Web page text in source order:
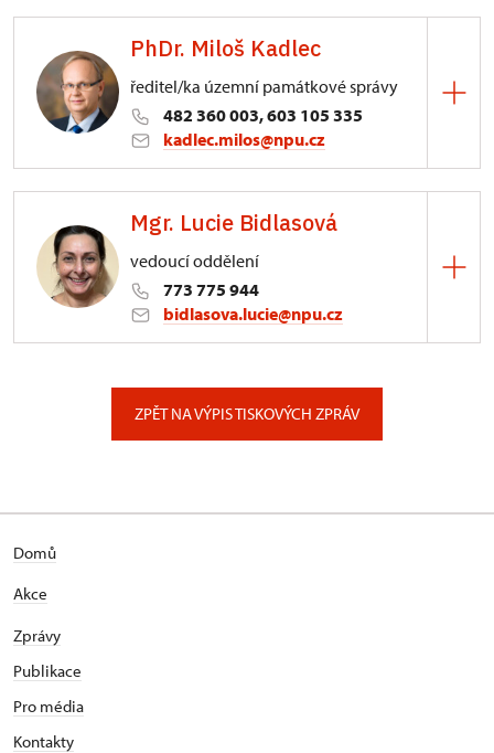
PhDr. Miloš Kadlec
ředitel/ka územní památkové správy
482 360 003, 603 105 335
kadlec.milos@npu.cz
3/, Sychrov 3
Mgr. Lucie Bidlasová
vedoucí oddělení
773 775 944
bidlasova.lucie@npu.cz
ZPĚT NA VÝPIS TISKOVÝCH ZPRÁV
Domů
Akce
Zprávy
Publikace
Pro média
Kontakty